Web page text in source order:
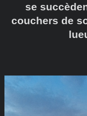
se
couchers de